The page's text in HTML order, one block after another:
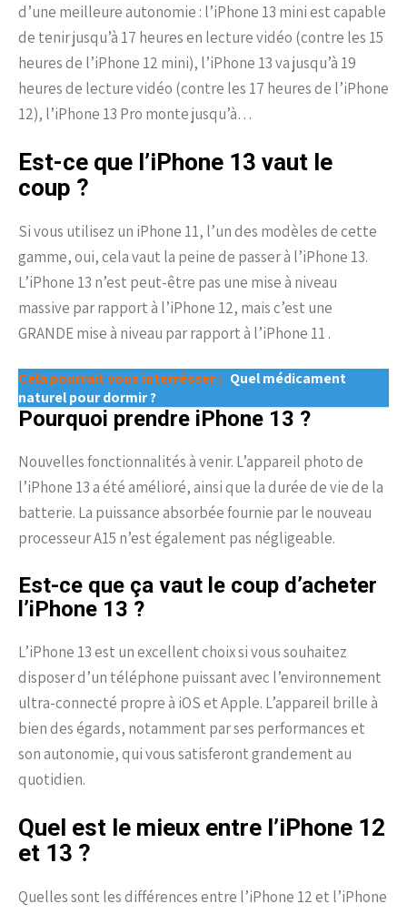
d’une meilleure autonomie : l’iPhone 13 mini est capable
de tenir jusqu’à 17 heures en lecture vidéo (contre les 15
heures de l’iPhone 12 mini), l’iPhone 13 va jusqu’à 19
heures de lecture vidéo (contre les 17 heures de l’iPhone
12), l’iPhone 13 Pro monte jusqu’à…
Est-ce que l’iPhone 13 vaut le
coup ?
Si vous utilisez un iPhone 11, l’un des modèles de cette
gamme, oui, cela vaut la peine de passer à l’iPhone 13.
L’iPhone 13 n’est peut-être pas une mise à niveau
massive par rapport à l’iPhone 12, mais c’est une
GRANDE mise à niveau par rapport à l’iPhone 11 .
Cela pourrait vous interrésser : Quel médicament
naturel pour dormir ?
Pourquoi prendre iPhone 13 ?
Nouvelles fonctionnalités à venir. L’appareil photo de
l’iPhone 13 a été amélioré, ainsi que la durée de vie de la
batterie. La puissance absorbée fournie par le nouveau
processeur A15 n’est également pas négligeable.
Est-ce que ça vaut le coup d’acheter
l’iPhone 13 ?
L’iPhone 13 est un excellent choix si vous souhaitez
disposer d’un téléphone puissant avec l’environnement
ultra-connecté propre à iOS et Apple. L’appareil brille à
bien des égards, notamment par ses performances et
son autonomie, qui vous satisferont grandement au
quotidien.
Quel est le mieux entre l’iPhone 12
et 13 ?
Quelles sont les différences entre l’iPhone 12 et l’iPhone